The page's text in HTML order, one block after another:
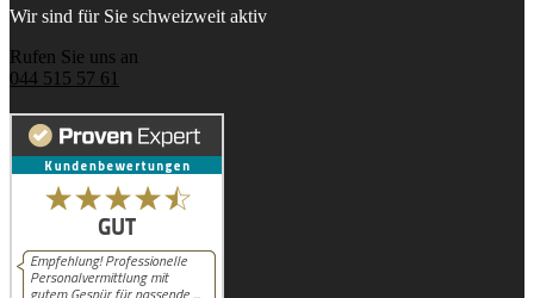
Wir sind für Sie schweizweit aktiv
Rufen Sie uns an
044 515 57 61